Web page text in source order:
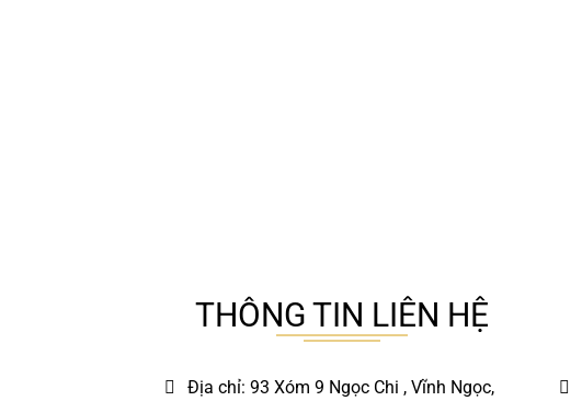
THÔNG TIN LIÊN HỆ
Địa chỉ: 93 Xóm 9 Ngọc Chi , Vĩnh Ngọc,